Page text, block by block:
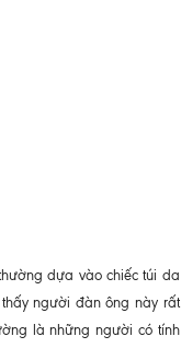
dựa vào chiếc túi da
người đàn ông này rất
là những người có tính